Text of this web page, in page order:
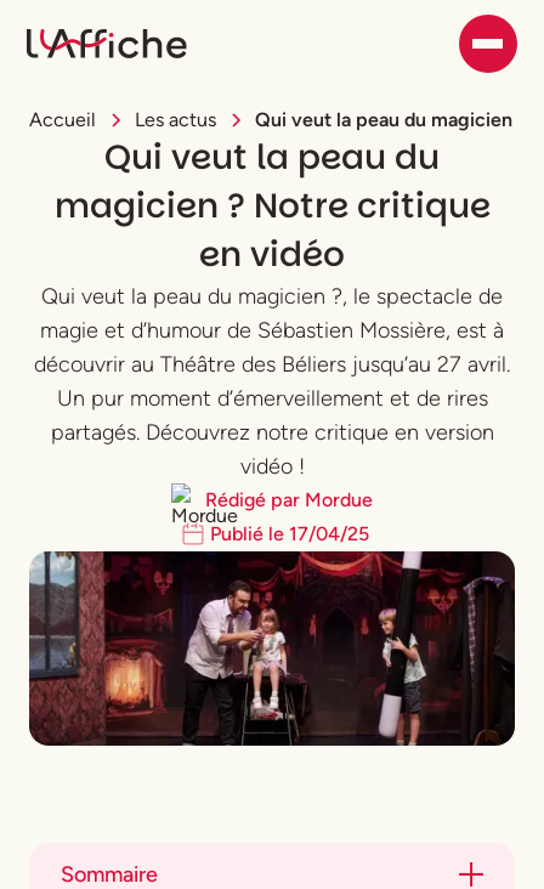
Accueil Les actus Qui veut la peau du magicien ?
Qui veut la peau du
magicien ? Notre critique
en vidéo
Qui veut la peau du magicien ?, le spectacle de
magie et d’humour de Sébastien Mossière, est à
découvrir au Théâtre des Béliers jusqu’au 27 avril.
Un pur moment d’émerveillement et de rires
partagés. Découvrez notre critique en version
vidéo !
Rédigé par Mordue
Publié le 17/04/25
Sommaire